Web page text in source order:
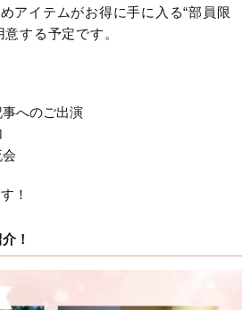
アイテムがお得に手に入る“部員限
する予定です。
へのご出演
！
！